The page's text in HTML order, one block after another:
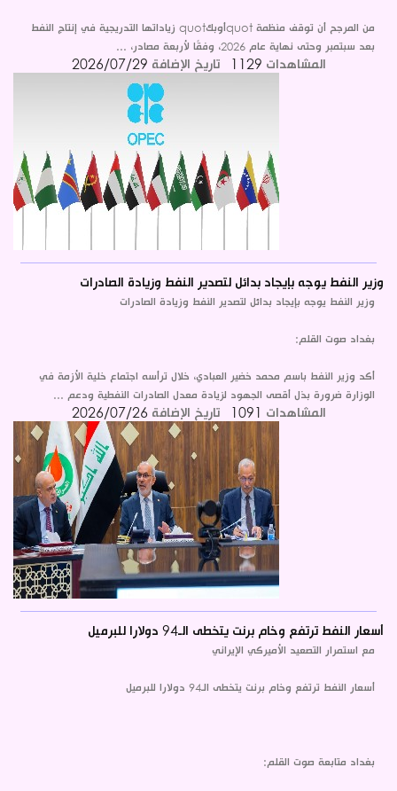
من المرجح أن توقف منظمة quotأوبكquot زياداتها التدريجية في إنتاج النفط
بعد سبتمبر وحتى نهاية عام 2026، وفقًا لأربعة مصادر، ...
المشاهدات تاريخ الإضافة
وزير النفط يوجه بإيجاد بدائل لتصدير النفط وزيادة الصادرات
وزير النفط يوجه بإيجاد بدائل لتصدير النفط وزيادة الصادرات
بغداد صوت القلم:
أكد وزير النفط باسم محمد خضير العبادي، خلال ترأسه اجتماع خلية الأزمة في
الوزارة ضرورة بذل أقصى الجهود لزيادة معدل الصادرات النفطية ودعم ...
المشاهدات تاريخ الإضافة 2026/07/26
أسعار النفط ترتفع وخام برنت يتخطى الـ94 دولارا للبرميل
مع استمرار التصعيد الأميركي الإيراني
أسعار النفط ترتفع وخام برنت يتخطى الـ94 دولارا للبرميل
بغداد متابعة صوت القلم: